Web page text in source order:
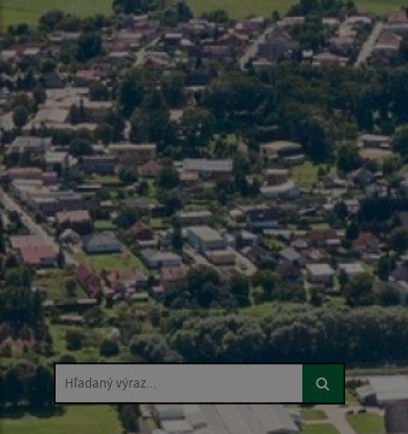
Hľadaný výraz...